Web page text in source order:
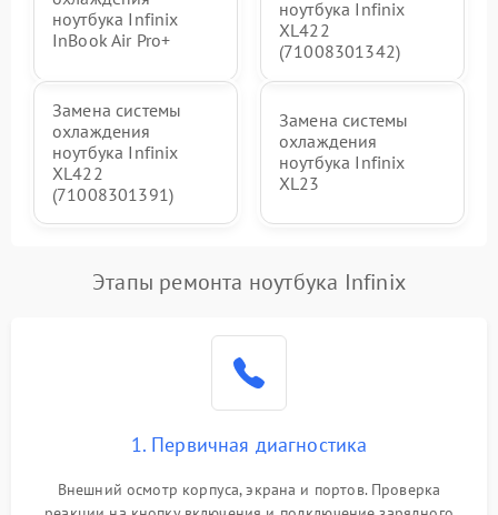
ноутбука Infinix
InBook Air Pro+
ноутбука Infinix
XL422
(71008301342)
Замена системы
охлаждения
ноутбука Infinix
XL422
(71008301391)
Замена системы
охлаждения
ноутбука Infinix
XL23
Этапы ремонта ноутбука Infinix
1. Первичная диагностика
Внешний осмотр корпуса, экрана и портов. Проверка